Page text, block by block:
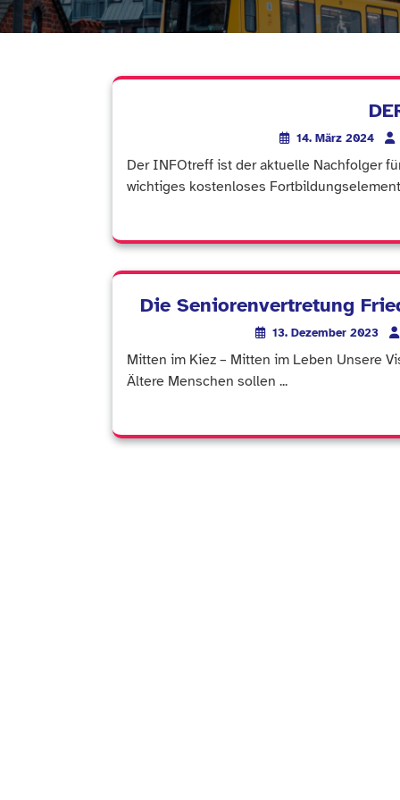
14. März 2024
Der INFOtreff ist der aktuelle Nachfolger
wichtiges kostenloses
Die Seniorenvertretung
13. Dezember 2023
Mitten im Kiez – Mitten im Leben Unsere
Ältere Menschen sollen ...